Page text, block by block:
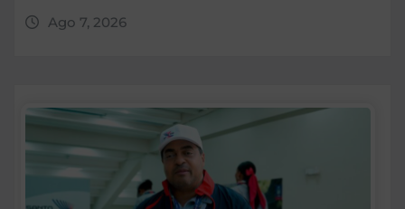
Ago 7, 2026